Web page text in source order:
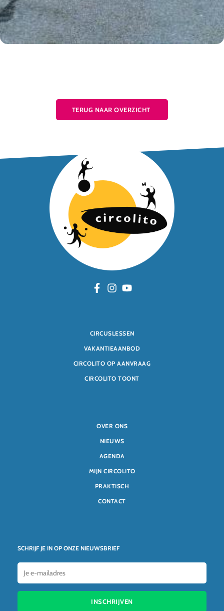
TERUG NAAR OVERZICHT
CIRCUSLESSEN
VAKANTIEAANBOD
CIRCOLITO OP AANVRAAG
CIRCOLITO TOONT
SCHRIJF JE IN OP ONZE NIEUWSBRIEF
INSCHRIJVEN
OVER ONS
NIEUWS
AGENDA
MIJN CIRCOLITO
PRAKTISCH
CONTACT